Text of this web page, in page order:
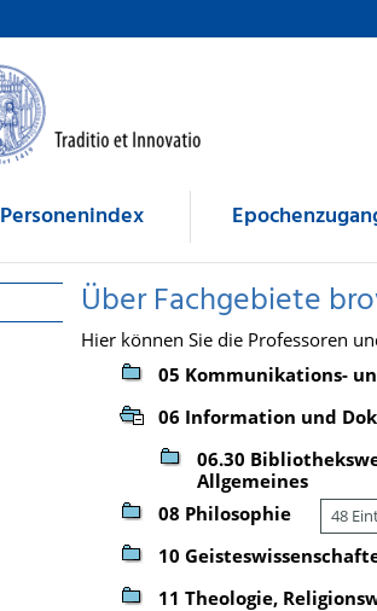
Personenindex
Über Fachgebiete
Hier können Sie die Professoren
05 Kommunikations-
06 Information und
06.30
Allgemeines
08 Philosophie 48
10
11 Theologie,